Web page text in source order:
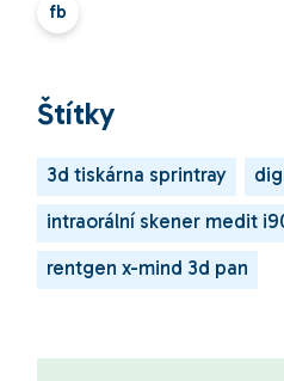
fb
Štítky
3d tiskárna sprintray
intraorální skener medit
rentgen x-mind 3d pan